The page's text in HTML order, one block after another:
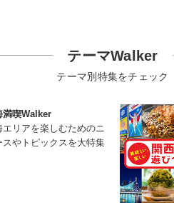
テーマWalker
テーマ別特集をチェック
満喫Walker
エリアを楽しむためのニ
スやトピックスを大特集